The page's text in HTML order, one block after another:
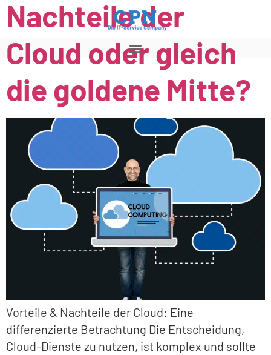
Nachteile der
Cloud oder gleich
die goldene Mitte?
Vorteile & Nachteile der Cloud: Eine
differenzierte Betrachtung Die Entscheidung,
Cloud-Dienste zu nutzen, ist komplex und sollte